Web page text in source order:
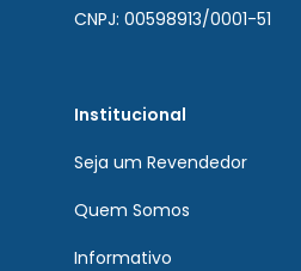
CNPJ: 00598913/0001-51
Institucional
Seja um Revendedor
Quem Somos
Informativo